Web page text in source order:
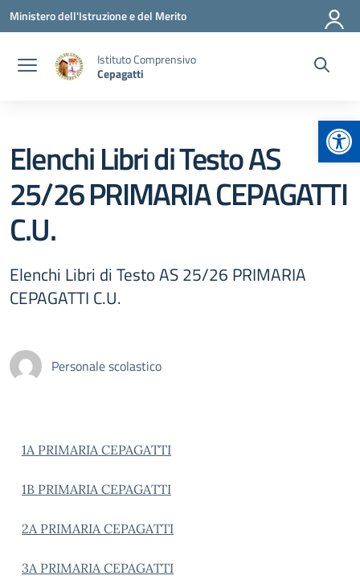
Vai ai contenuti
Vai al menu di navigazione
Vai al footer
Ministero dell'Istruzione e del Merito
Istituto Comprensivo
Cepagatti
Elenchi Libri di Testo AS
25/26 PRIMARIA CEPAGATTI
C.U.
Elenchi Libri di Testo AS 25/26 PRIMARIA
CEPAGATTI C.U.
Personale scolastico
1A PRIMARIA CEPAGATTI
1B PRIMARIA CEPAGATTI
2A PRIMARIA CEPAGATTI
3A PRIMARIA CEPAGATTI